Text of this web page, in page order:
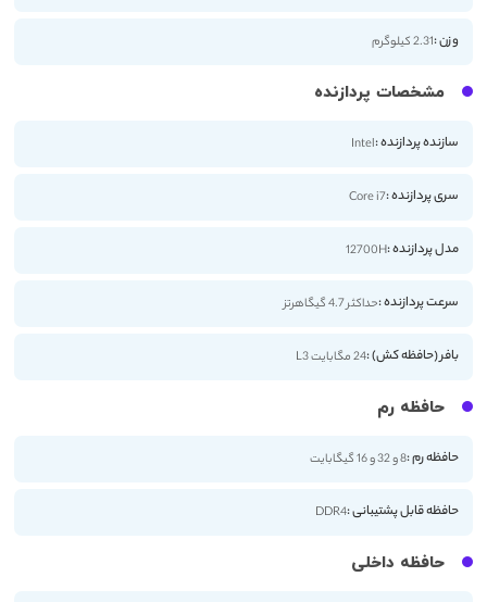
وزن :2.31 کیلوگرم
مشخصات پردازنده
سازنده پردازنده :Intel
سری پردازنده :Core i7
مدل پردازنده :12700H
سرعت پردازنده :حداکثر 4.7 گیگاهرتز
بافر (حافظه کش) :24 مگابایت L3
حافظه رم
حافظه رم :8 و 32 و 16 گیگابایت
حافظه قابل پشتیبانی :DDR4
حافظه داخلی